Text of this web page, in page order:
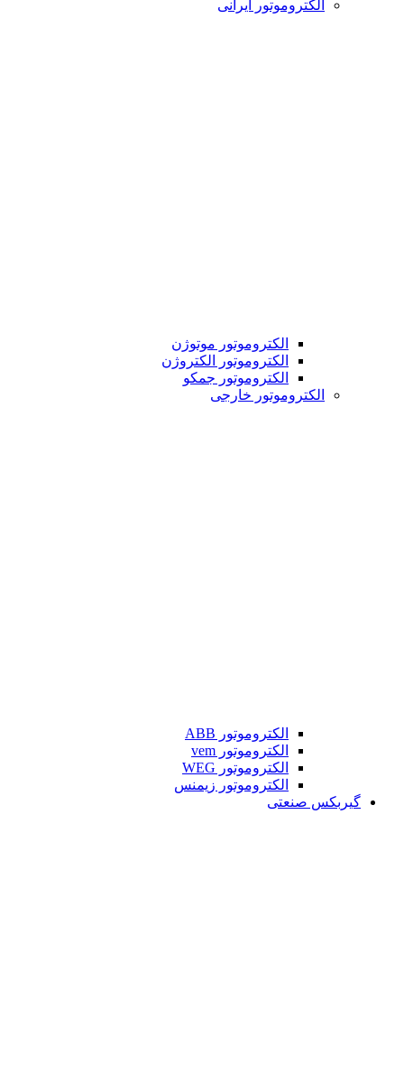
الکتروموتور ایرانی
الکتروموتور موتوژن
الکتروموتور الکتروژن
الکتروموتور جمکو
الکتروموتور خارجی
الکتروموتور ABB
الکتروموتور vem
الکتروموتور WEG
الکتروموتور زیمنس
گیربکس صنعتی